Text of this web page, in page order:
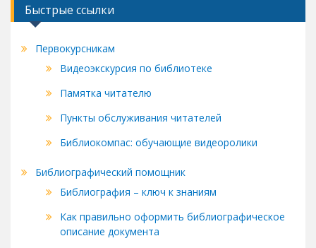
Быстрые ссылки
Первокурсникам
Видеоэкскурсия по библиотеке
Памятка читателю
Пункты обслуживания читателей
Библиокомпас: обучающие видеоролики
Библиографический помощник
Библиография – ключ к знаниям
Как правильно оформить библиографическое
описание документа